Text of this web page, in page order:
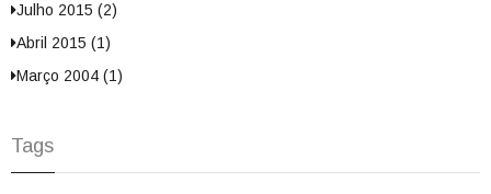
Julho 2015 (2)
Abril 2015 (1)
Março 2004 (1)
Tags